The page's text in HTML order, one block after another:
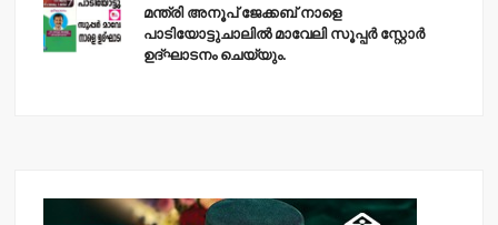
മന്ത്രി അനൂപ് ജേക്കബ് നാളെ
പാടിയോട്ടുചാലില്‍ മാവേലി സൂപ്പര്‍ സ്റ്റോര്‍
ഉദ്ഘാടനം ചെയ്യും.